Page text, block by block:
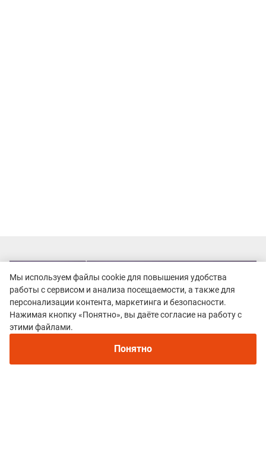
Мы используем файлы cookie для повышения удобства
работы с сервисом и анализа посещаемости, а также для
персонализации контента, маркетинга и безопасности.
Нажимая кнопку «Понятно», вы даёте согласие на работу с
этими файлами.
Понятно